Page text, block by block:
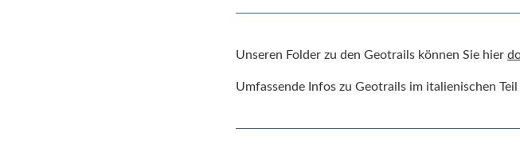
Unseren Folder zu den Geotrails können Sie hier
Umfassende Infos zu Geotrails im italienischen